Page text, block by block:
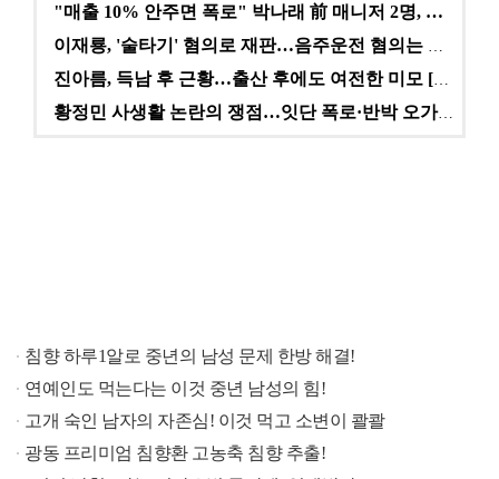
"매출 10% 안주면 폭로" 박나래 前 매니저 2명, …
황정민 사생활 논란의 쟁점…잇단 폭로·반박 오가는 소모…